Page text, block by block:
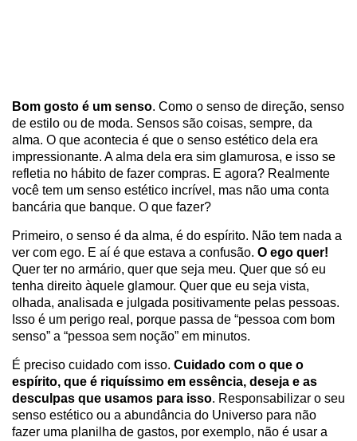
Bom gosto é um senso. Como o senso de direção, senso
de estilo ou de moda. Sensos são coisas, sempre, da
alma. O que acontecia é que o senso estético dela era
impressionante. A alma dela era sim glamurosa, e isso se
refletia no hábito de fazer compras. E agora? Realmente
você tem um senso estético incrível, mas não uma conta
bancária que banque. O que fazer?
Primeiro, o senso é da alma, é do espírito. Não tem nada a
ver com ego. E aí é que estava a confusão. O ego quer!
Quer ter no armário, quer que seja meu. Quer que só eu
tenha direito àquele glamour. Quer que eu seja vista,
olhada, analisada e julgada positivamente pelas pessoas.
Isso é um perigo real, porque passa de “pessoa com bom
senso” a “pessoa sem noção” em minutos.
É preciso cuidado com isso. Cuidado com o que o
espírito, que é riquíssimo em essência, deseja e as
desculpas que usamos para isso. Responsabilizar o seu
senso estético ou a abundância do Universo para não
fazer uma planilha de gastos, por exemplo, não é usar a